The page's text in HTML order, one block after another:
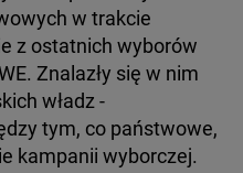
w trakcie
z ostatnich wyborów
Znalazły się w nim
władz -
tym, co państwowe,
kampanii wyborczej.